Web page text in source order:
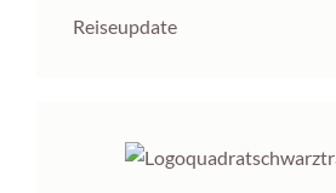
Reiseupdate